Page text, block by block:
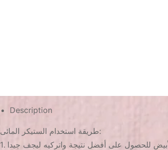
Description
طريقة استخدام الستيكر المائى: